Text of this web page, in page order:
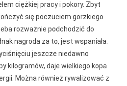
ciężkiej pracy i pokory. Zbyt
się poczuciem gorzkiego
rozważnie podchodzić do
nagroda za to, jest wspaniała.
jeszcze niedawno
kilogramów, daje wielkiego kopa
Można również rywalizować z